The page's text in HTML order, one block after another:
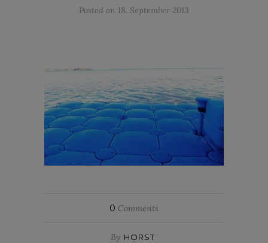
Posted on 18. September 2013
0 Comments
By HORST